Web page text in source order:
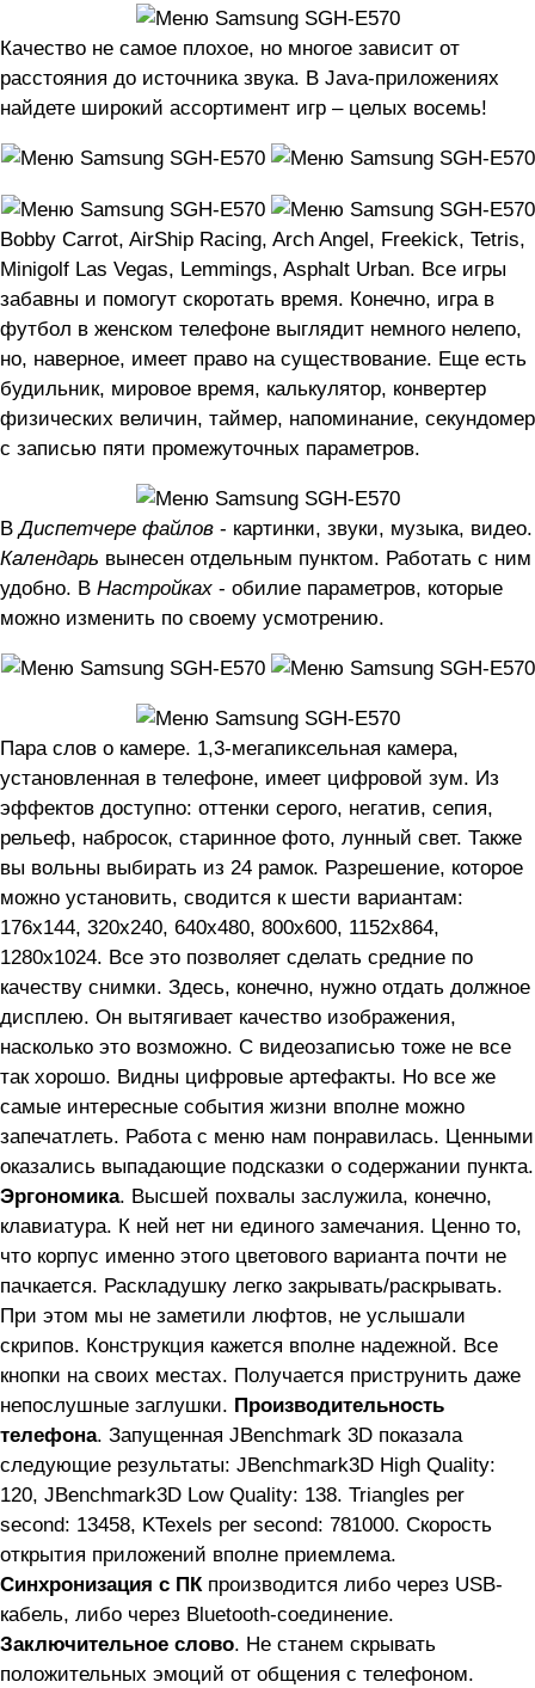
Качество не самое плохое, но многое зависит от
расстояния до источника звука. В Java-приложениях
найдете широкий ассортимент игр – целых восемь!
Bobby Carrot, AirShip Racing, Arch Angel, Freekick, Tetris,
Minigolf Las Vegas, Lemmings, Asphalt Urban. Все игры
забавны и помогут скоротать время. Конечно, игра в
футбол в женском телефоне выглядит немного нелепо,
но, наверное, имеет право на существование. Еще есть
будильник, мировое время, калькулятор, конвертер
физических величин, таймер, напоминание, секундомер
с записью пяти промежуточных параметров.
ВДиспетчере файлов - картинки, звуки, музыка, видео.
Календарь вынесен отдельным пунктом. Работать с ним
удобно. В Настройках - обилие параметров, которые
можно изменить по своему усмотрению.
Пара слов о камере. 1,3-мегапиксельная камера,
установленная в телефоне, имеет цифровой зум. Из
эффектов доступно: оттенки серого, негатив, сепия,
рельеф, набросок, старинное фото, лунный свет. Также
вы вольны выбирать из 24 рамок. Разрешение, которое
можно установить, сводится к шести вариантам:
176х144, 320х240, 640х480, 800х600, 1152х864,
1280х1024. Все это позволяет сделать средние по
качеству снимки. Здесь, конечно, нужно отдать должное
дисплею. Он вытягивает качество изображения,
насколько это возможно. С видеозаписью тоже не все
так хорошо. Видны цифровые артефакты. Но все же
самые интересные события жизни вполне можно
запечатлеть. Работа с меню нам понравилась. Ценными
оказались выпадающие подсказки о содержании пункта.
Эргономика. Высшей похвалы заслужила, конечно,
клавиатура. К ней нет ни единого замечания. Ценно то,
что корпус именно этого цветового варианта почти не
пачкается. Раскладушку легко закрывать/раскрывать.
При этом мы не заметили люфтов, не услышали
скрипов. Конструкция кажется вполне надежной. Все
кнопки на своих местах. Получается приструнить даже
непослушные заглушки. Производительность
телефона. Запущенная JBenchmark 3D показала
следующие результаты: JBenchmark3D High Quality:
120, JBenchmark3D Low Quality: 138. Triangles per
second: 13458, KTexels per second: 781000. Скорость
открытия приложений вполне приемлема.
Синхронизация с ПКпроизводится либо через USB-
кабель, либо через Bluetooth-соединение.
Заключительное слово. Не станем скрывать
положительных эмоций от общения с телефоном.